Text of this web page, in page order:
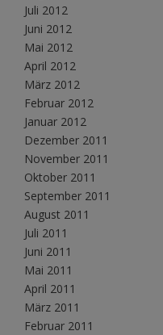
Juli 2012
Juni 2012
Mai 2012
April 2012
März 2012
Februar 2012
Januar 2012
Dezember 2011
November 2011
Oktober 2011
September 2011
August 2011
Juli 2011
Juni 2011
Mai 2011
April 2011
März 2011
Februar 2011